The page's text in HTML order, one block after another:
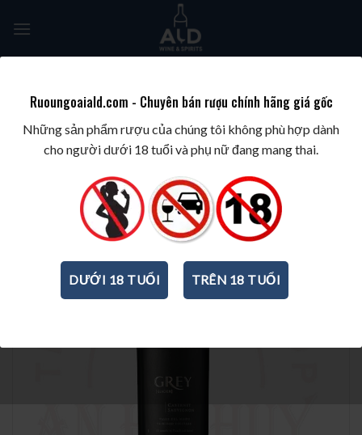
TRANG CHỦ WINE/BIA/SAKE/SOJU / RƯỢU VANG CHILE
Ruoungoaiald.com - Chuyên bán rượu chính hãng giá gốc
Những sản phẩm rượu của chúng tôi không phù hợp dành
cho người dưới 18 tuổi và phụ nữ đang mang thai.
DƯỚI 18 TUỔI TRÊN 18 TUỔI